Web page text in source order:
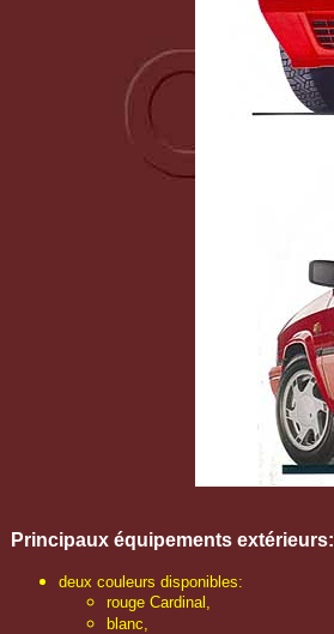
Principaux équipements extérieurs:
deux couleurs disponibles:
rouge Cardinal,
blanc,